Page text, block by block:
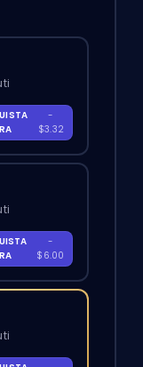
-
$3.32
-
$6.00